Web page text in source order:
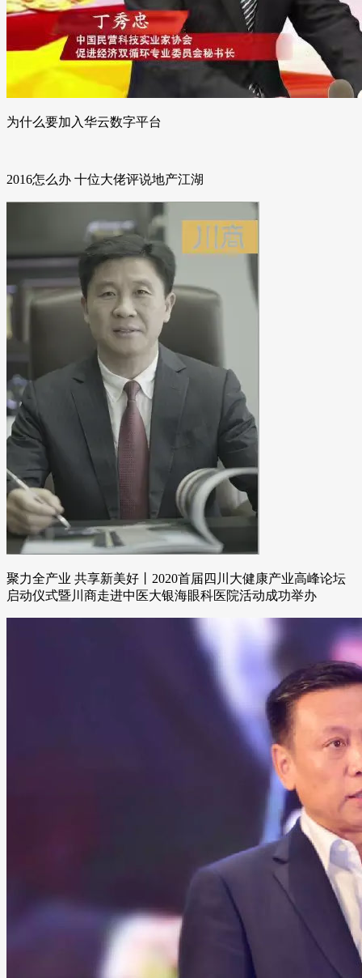
为什么要加入华云数字平台
2016怎么办 十位大佬评说地产江湖
聚力全产业 共享新美好丨2020首届四川大健康产业高峰论坛
启动仪式暨川商走进中医大银海眼科医院活动成功举办